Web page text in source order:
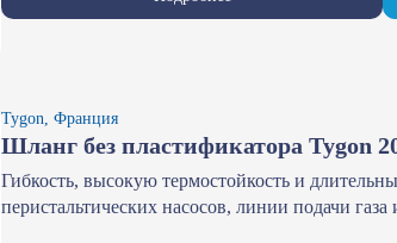
Tygon, Франция
Шланг без пластификатора Tygon
Гибкость, высокую термостойкость и
перистальтических насосов, линии подачи